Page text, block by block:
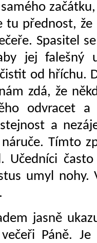
tu přednost,
Spasitel
jej falešný
od hříchu.
zdá, že
odvracet a
a
Tímto
Učedníci
umyl nohy.
jasně
Páně. Je